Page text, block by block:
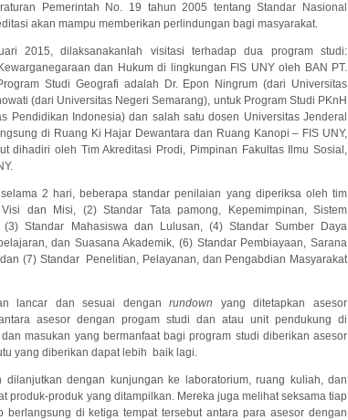
Pemerintah No. 19 tahun 2005 tentang Standar Nasional
akan mampu memberikan perlindungan bagi masyarakat.
2015, dilaksanakanlah visitasi terhadap dua program studi:
dan Hukum di lingkungan FIS UNY oleh BAN PT.
Studi Geografi adalah Dr. Epon Ningrum (dari Universitas
(dari Universitas Negeri Semarang), untuk Program Studi PKnH
Pendidikan Indonesia) dan salah satu dosen Universitas Jenderal
di Ruang Ki Hajar Dewantara dan Ruang Kanopi – FIS UNY,
dihadiri oleh Tim Akreditasi Prodi, Pimpinan Fakultas Ilmu Sosial,
2 hari, beberapa standar penilaian yang diperiksa oleh tim
dan Misi, (2) Standar Tata pamong, Kepemimpinan, Sistem
(3) Standar Mahasiswa dan Lulusan, (4) Standar Sumber Daya
dan Suasana Akademik, (6) Standar Pembiayaan, Sarana
(7) Standar Penelitian, Pelayanan, dan Pengabdian Masyarakat
lancar dan sesuai denganrundown yang ditetapkan asesor
asesor dengan progam studi dan atau unit pendukung di
masukan yang bermanfaat bagi program studi diberikan asesor
yang diberikan dapat lebih baik lagi.
dilanjutkan dengan kunjungan ke laboratorium, ruang kuliah, dan
produk-produk yang ditampilkan. Mereka juga melihat seksama tiap
berlangsung di ketiga tempat tersebut antara para asesor dengan